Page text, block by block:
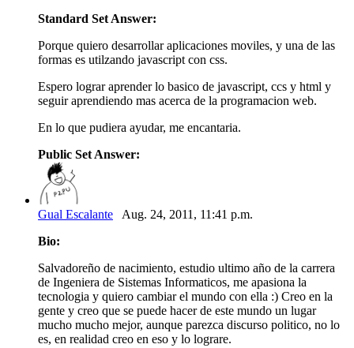
Standard Set Answer:
Porque quiero desarrollar aplicaciones moviles, y una de las
formas es utilzando javascript con css.
Espero lograr aprender lo basico de javascript, ccs y html y
seguir aprendiendo mas acerca de la programacion web.
En lo que pudiera ayudar, me encantaria.
Public Set Answer:
Gual Escalante Aug. 24, 2011, 11:41 p.m.
Bio:
Salvadoreño de nacimiento, estudio ultimo año de la carrera
de Ingeniera de Sistemas Informaticos, me apasiona la
tecnologia y quiero cambiar el mundo con ella :) Creo en la
gente y creo que se puede hacer de este mundo un lugar
mucho mucho mejor, aunque parezca discurso politico, no lo
es, en realidad creo en eso y lo lograre.